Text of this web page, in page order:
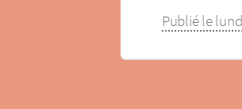
Publié le